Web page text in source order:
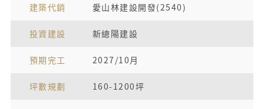
建築代銷 愛山林建設開發(2540)
投資建設 新總陽建設
預期完工 2027/10月
坪數規劃 160-1200坪